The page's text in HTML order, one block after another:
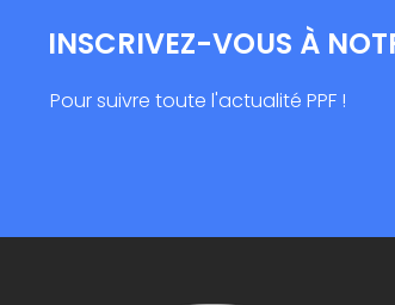
INSCRIVEZ-VOUS À
Pour suivre toute l'actualité PPF !